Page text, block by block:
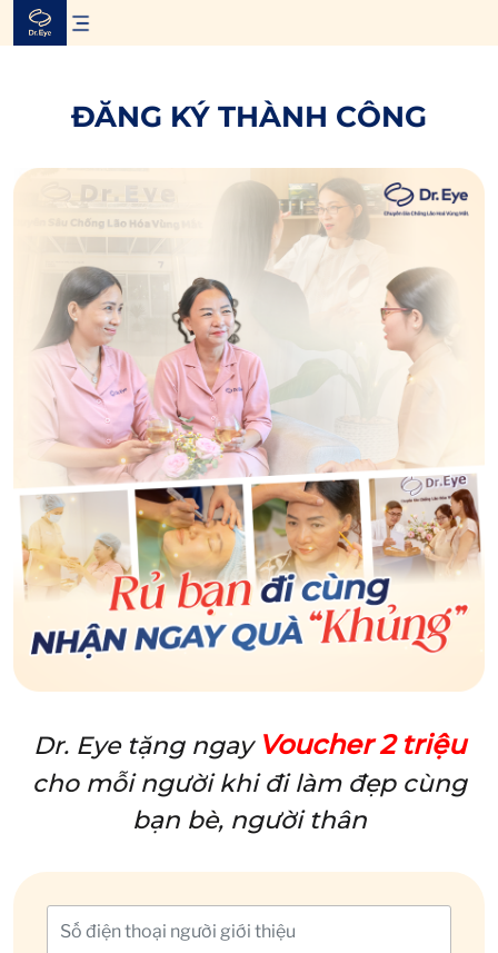
Skip
ĐĂNG KÝ THÀNH CÔNG
Dr. Eye tặng ngay Voucher 2 triệu
cho mỗi người khi đi làm đẹp cùng
bạn bè, người thân